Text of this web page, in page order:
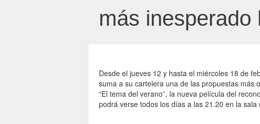
más
Desde el jueves 12 y hasta el miércoles 18 de
suma a su cartelera una de las propuestas más
“El tema del verano”, la nueva película del
podrá verse todos los días a las 21.20 en la